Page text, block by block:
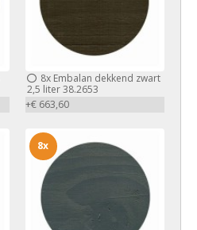
8xEmbalan dekkend zwart
2,5 liter 38.2653
+€ 663,60
8x